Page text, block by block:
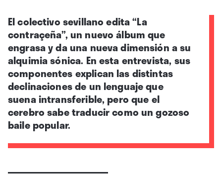
El colectivo sevillano edita “La
contraçeña”, un nuevo álbum que
engrasa y da una nueva dimensión a su
alquimia sónica. En esta entrevista, sus
componentes explican las distintas
declinaciones de un lenguaje que
suena intransferible, pero que el
cerebro sabe traducir como un gozoso
baile popular.